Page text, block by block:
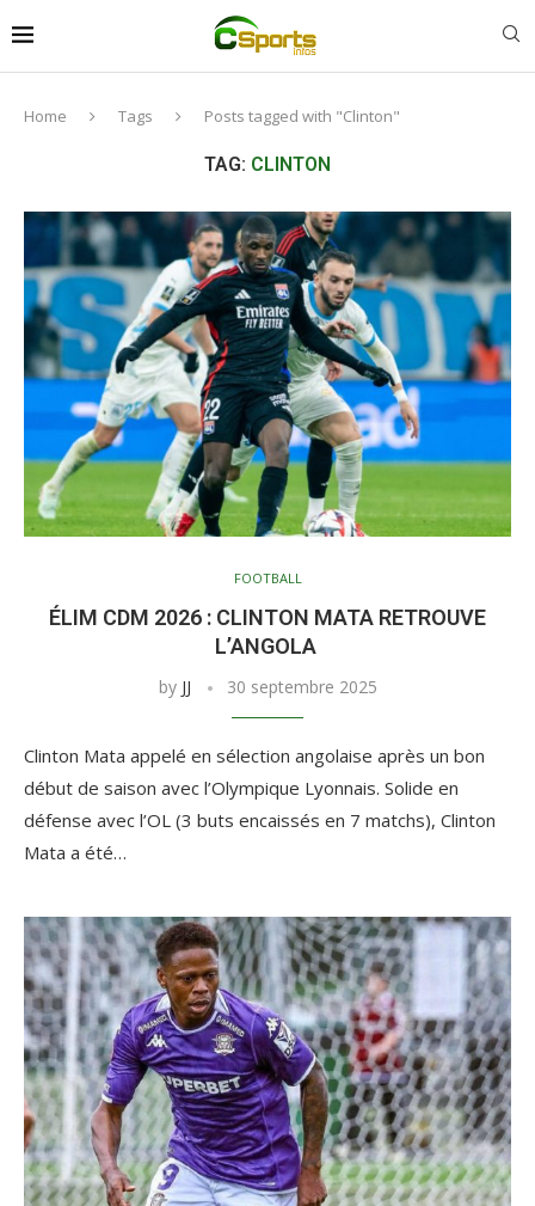
Home Tags Posts tagged with "Clinton"
TAG: CLINTON
FOOTBALL
ÉLIM CDM 2026 : CLINTON MATA RETROUVE
L’ANGOLA
by JJ 30 septembre 2025
Clinton Mata appelé en sélection angolaise après un bon
début de saison avec l’Olympique Lyonnais. Solide en
défense avec l’OL (3 buts encaissés en 7 matchs), Clinton
Mata a été…